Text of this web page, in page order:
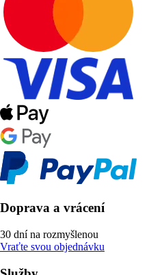
Doprava a vrácení
30 dní na rozmyšlenou
Vraťte svou objednávku